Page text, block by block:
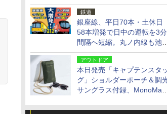
ト含む全270室、ダイニング
も併設
鉄道
銀座線、平日70本・土休日
58本増発で日中の運転を3分
間隔へ短縮。丸ノ内線も池袋
～中野坂上を4分間隔に
アウトドア
本日発売「キャプテンスタ
グ」ショルダーポーチ＆調
サングラス付録、MonoMax